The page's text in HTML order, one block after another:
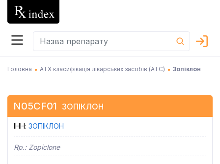
Головна АТХ класифікація лікарських засобів (АТC) Зопіклон
N05CF01 ЗОПІКЛОН
ІНН: ЗОПІКЛОН
Rp.: Zopiclone